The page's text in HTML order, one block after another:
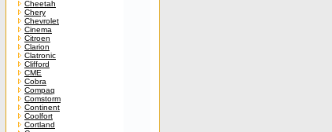
Cheetah
Chery
Chevrolet
Cinema
Citroen
Clarion
Clatronic
Clifford
CME
Cobra
Compaq
Comstorm
Continent
Coolfort
Cortland